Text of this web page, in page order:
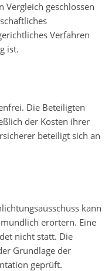
Vergleich geschlossen
Verfahren
ist.
Die Beteiligten
der Kosten ihrer
beteiligt sich an
kann
erörtern. Eine
nicht statt. Die
Grundlage der
geprüft.